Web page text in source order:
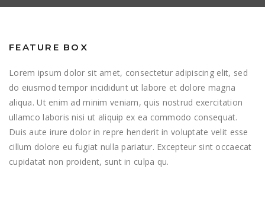
FEATURE BOX
Lorem ipsum dolor sit amet, consectetur adipiscing elit, sed
do eiusmod tempor incididunt ut labore et dolore magna
aliqua. Ut enim ad minim veniam, quis nostrud exercitation
ullamco laboris nisi ut aliquip ex ea commodo consequat.
Duis aute irure dolor in repre henderit in voluptate velit esse
cillum dolore eu fugiat nulla pariatur. Excepteur sint occaecat
cupidatat non proident, sunt in culpa qu.